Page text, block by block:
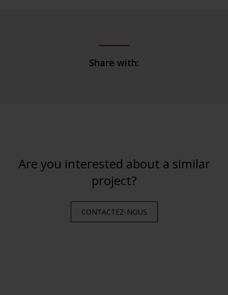
Share with:
Are you interested about a similar
project?
CONTACTEZ-NOUS